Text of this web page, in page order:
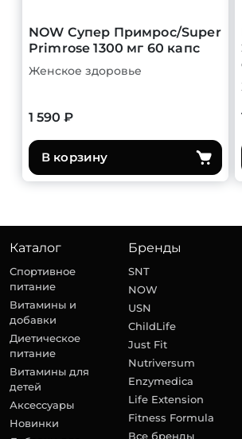
NOW Супер Примрос/Super
Primrose 1300 мг 60 капс
Женское здоровье
1 590 ₽
В корзину
Каталог
Спортивное
питание
Витамины и
добавки
Диетическое
питание
Витамины для
детей
Аксессуары
Новинки
Бренды
SNT
NOW
USN
ChildLife
Just Fit
Nutriversum
Enzymedica
Life Extension
Fitness Formula
Все бренды